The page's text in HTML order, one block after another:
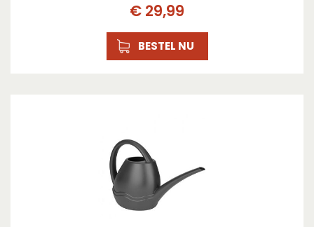
€ 29,99
BESTEL NU